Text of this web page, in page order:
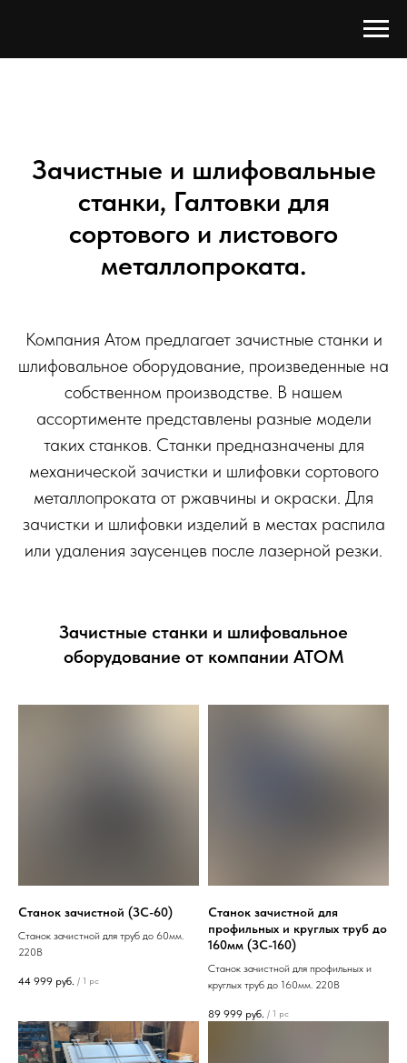
Зачистные и шлифовальные
станки, Галтовки для
сортового и листового
металлопроката.
Компания Атом предлагает зачистные станки и
шлифовальное оборудование, произведенные на
собственном производстве. В нашем
ассортименте представлены разные модели
таких станков. Станки предназначены для
механической зачистки и шлифовки сортового
металлопроката от ржавчины и окраски. Для
зачистки и шлифовки изделий в местах распила
или удаления заусенцев после лазерной резки.
Зачистные станки и шлифовальное
оборудование от компании АТОМ
Станок зачистной (ЗС-60)
Станок зачистной для труб до 60мм.
220В
44 999 руб. / 1 pc
Станок зачистной для
профильных и круглых труб до
160мм (ЗС-160)
Станок зачистной для профильных и
круглых труб до 160мм. 220В
89 999 руб. / 1 pc